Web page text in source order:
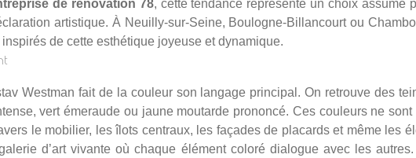
de rénovation 78, cette tendance représente un choix assumé
artistique. À Neuilly-sur-Seine, Boulogne-Billancourt ou
de cette esthétique joyeuse et dynamique.
Westman fait de la couleur son langage principal. On retrouve des
vert émeraude ou jaune moutarde prononcé. Ces couleurs ne
le mobilier, les îlots centraux, les façades de placards et même les
d’art vivante où chaque élément coloré dialogue avec les